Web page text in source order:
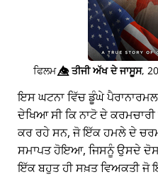
ਫਿਲਮ👁️⃤ਤੀਜੀ ਅੱਖ ਦੇ ਜਾਸੂਸ,
ਇਸ ਘਟਨਾ ਵਿੱਚ ਡੂੰਘੇ
ਦੇਖਿਆ ਸੀ ਕਿ ਨਾਟੋ ਦੇ
ਕਰ ਰਹੇ ਸਨ, ਜੋ ਇੱਕ ਹਮਲੇ ਦੇ
ਸਮਾਪਤ ਹੋਇਆ, ਜਿਸਨੂੰ ਉਸਦੇ
ਇੱਕ ਬਹੁਤ ਹੀ ਸਖ਼ਤ ਵਿਅਕਤੀ ਜੋ